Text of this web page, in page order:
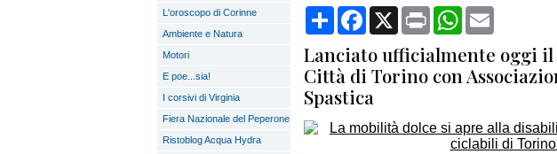
L'oroscopo di Corinne
Ambiente e Natura
Motori
E poe...sia!
I corsivi di Virginia
Fiera Nazionale del Peperone
Ristoblog Acqua Hydra
CondividiFacebook
X Print WhatsApp
Lanciato ufficialmente oggi
Città di Torino con
Spastica